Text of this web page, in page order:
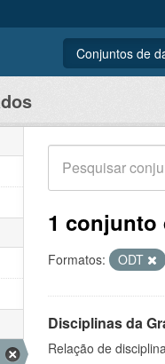
Conjuntos de
1 conjunto
Formatos: ODT
Disciplinas da
Relação de